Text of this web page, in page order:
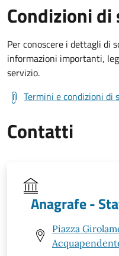
Condizioni di
Per conoscere i dettagli di
informazioni importanti,
servizio.
Termini e condizioni di
Contatti
Anagrafe -
Piazza